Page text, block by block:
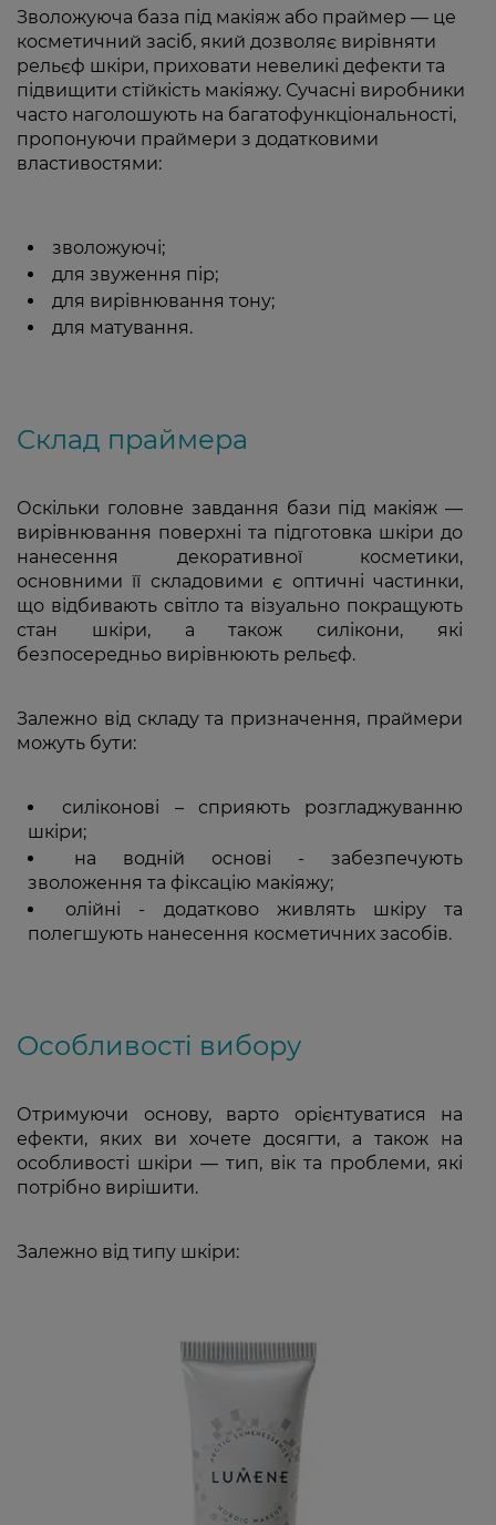
Зволожуюча база під макіяж або праймер — це
косметичний засіб, який дозволяє вирівняти
рельєф шкіри, приховати невеликі дефекти та
підвищити стійкість макіяжу. Сучасні виробники
часто наголошують на багатофункціональності,
пропонуючи праймери з додатковими
властивостями:
зволожуючі;
для звуження пір;
для вирівнювання тону;
для матування.
Склад праймера
Оскільки головне завдання бази під макіяж —
вирівнювання поверхні та підготовка шкіри до
нанесення декоративної косметики,
основними її складовими є оптичні частинки,
що відбивають світло та візуально покращують
стан шкіри, а також силікони, які
безпосередньо вирівнюють рельєф.
Залежно від складу та призначення, праймери
можуть бути:
силіконові – сприяють розгладжуванню
шкіри;
на водній основі - забезпечують
зволоження та фіксацію макіяжу;
олійні - додатково живлять шкіру та
полегшують нанесення косметичних засобів.
Особливості вибору
Отримуючи основу, варто орієнтуватися на
ефекти, яких ви хочете досягти, а також на
особливості шкіри — тип, вік та проблеми, які
потрібно вирішити.
Залежно від типу шкіри: